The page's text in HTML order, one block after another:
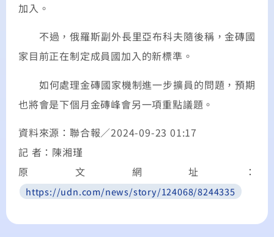
加入。
不過，俄羅斯副外長里亞布科夫隨後稱，金磚國
家目前正在制定成員國加入的新標準。
如何處理金磚國家機制進一步擴員的問題，預期
也將會是下個月金磚峰會另一項重點議題。
資料來源：聯合報／2024-09-23 01:17
記 者：陳湘瑾
原文網址：
https://udn.com/news/story/124068/8244335